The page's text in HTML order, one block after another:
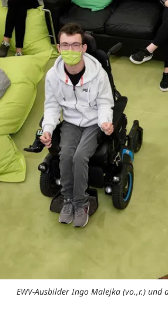
EWV-Ausbilder Ingo Malejka (vo.,r.) und